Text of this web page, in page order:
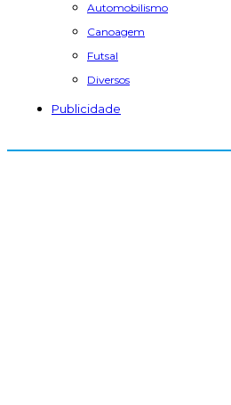
Automobilismo
Canoagem
Futsal
Diversos
Publicidade